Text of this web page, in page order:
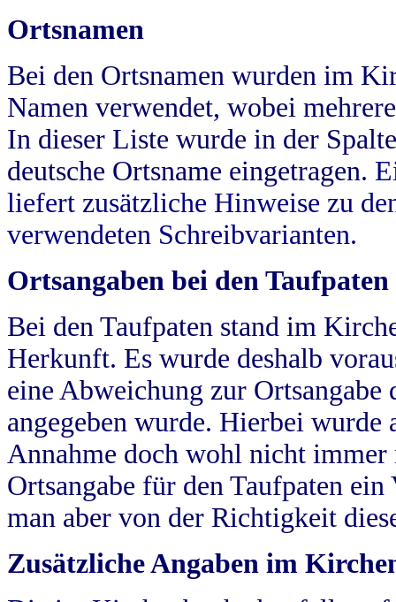
Ortsnamen
Bei den Ortsnamen wurden im
Namen verwendet, wobei
In dieser Liste wurde in der
deutsche Ortsname eingetragen.
liefert zusätzliche Hinweise zu
verwendeten Schreibvarianten.
Ortsangaben bei den Taufpaten
Bei den Taufpaten stand im
Herkunft. Es wurde deshalb
eine Abweichung zur
angegeben wurde. Hierbei wurde
Annahme doch wohl nicht
Ortsangabe für den Taufpaten
man aber von der Richtigkeit
Zusätzliche Angaben im